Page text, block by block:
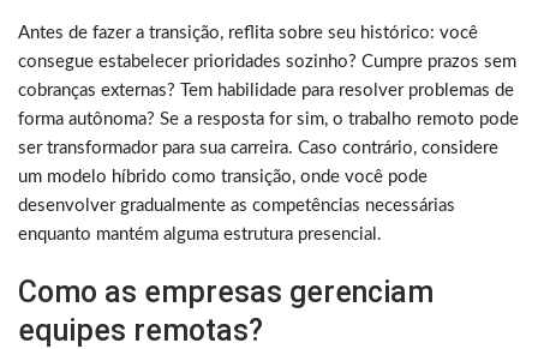
Antes de fazer a transição, reflita sobre seu histórico: você
consegue estabelecer prioridades sozinho? Cumpre prazos sem
cobranças externas? Tem habilidade para resolver problemas de
forma autônoma? Se a resposta for sim, o trabalho remoto pode
ser transformador para sua carreira. Caso contrário, considere
um modelo híbrido como transição, onde você pode
desenvolver gradualmente as competências necessárias
enquanto mantém alguma estrutura presencial.
Como as empresas gerenciam
equipes remotas?